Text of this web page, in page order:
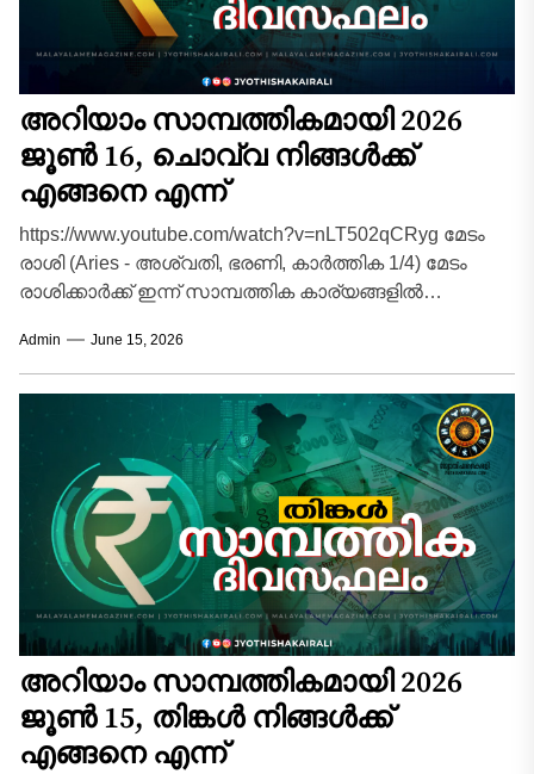
അറിയാം സാമ്പത്തികമായി 2026
ജൂൺ 16, ചൊവ്വ നിങ്ങൾക്ക്
എങ്ങനെ എന്ന്
https://www.youtube.com/watch?v=nLT502qCRyg മേടം
രാശി (Aries - അശ്വതി, ഭരണി, കാർത്തിക 1/4) മേടം
രാശിക്കാർക്ക് ഇന്ന് സാമ്പത്തിക കാര്യങ്ങളിൽ
നിങ്ങളുടെ രാശിനാഥനായ...
Admin June 15, 2026
അറിയാം സാമ്പത്തികമായി 2026
ജൂൺ 15, തിങ്കൾ നിങ്ങൾക്ക്
എങ്ങനെ എന്ന്